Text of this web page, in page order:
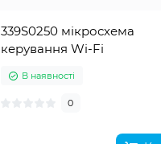
339S0250 мікросхема
керування Wi-Fi
В наявності
0